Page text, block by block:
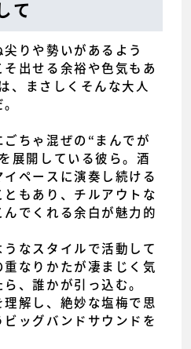
て
りや勢いがあるよう
出せる余裕や色気もあ
、まさしくそんな大人
ちゃ混ぜの“まんでが
展開している彼ら。酒
ペースに演奏し続ける
もあり、チルアウトな
でくれる余白が魅力的
なスタイルで活動して
なりかたが凄まじく気
、誰かが引っ込む。
解し、絶妙な塩梅で思
ッグバンドサウンドを